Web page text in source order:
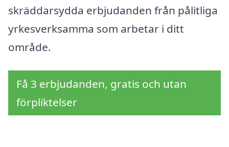
skräddarsydda erbjudanden från pålitliga
yrkesverksamma som arbetar i ditt
område.
Få 3 erbjudanden, gratis och utan
förpliktelser